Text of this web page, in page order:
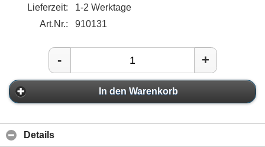
Lieferzeit:
1-2 Werktage
Art.Nr.:
910131
- +
In den Warenkorb
Details